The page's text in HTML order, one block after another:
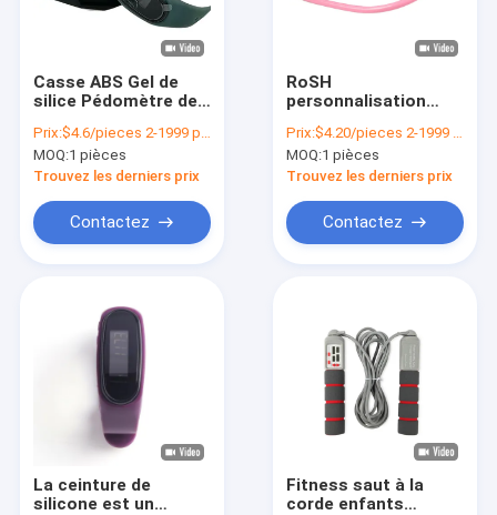
Casse ABS Gel de
silice Pédomètre de
Montre Calorie
Compteur de pas
Certifié RoSH
Prix:$4.6/pieces 2-1999 pieces
MOQ:1 pièces
Trouvez les derniers prix
Contactez
RoSH
personnalisation
corde entraînement
pour débutants
Couleur
Prix:$4.20/pieces 2-1999 pieces
MOQ:1 pièces
Trouvez les derniers prix
Contactez
La ceinture de
silicone est un
Fitness saut à la
corde enfants